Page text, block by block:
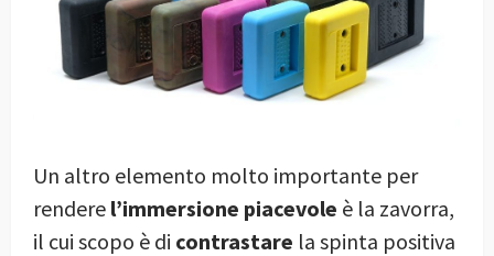
Un altro elemento molto importante per
rendere l’immersione piacevole è la zavorra,
il cui scopo è di contrastare la spinta positiva